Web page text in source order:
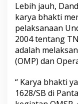
Lebih jauh,
karya bhakti
pelaksanaan
2004 tentang
adalah
(OMP) dan
“ Karya bhakti
1628/SB di